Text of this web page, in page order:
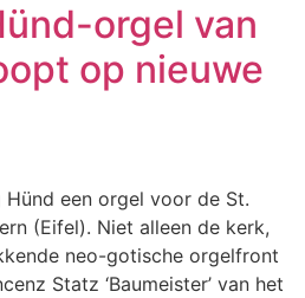
orgel van
op nieuwe
een orgel voor de St.
(Eifel). Niet alleen de kerk,
neo-gotische orgelfront
Statz ‘Baumeister’ van het